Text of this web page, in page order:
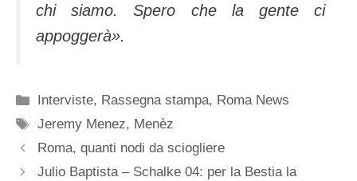
chi siamo. Spero che la gente ci
appoggerà».
Categorie
Interviste, Rassegna stampa, Roma News
Tag
Jeremy Menez, Menèz
Roma, quanti nodi da sciogliere
Julio Baptista – Schalke 04: per la Bestia la